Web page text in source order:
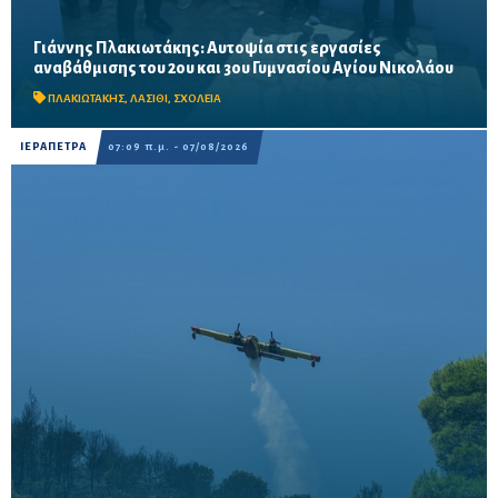
Γιάννης Πλακιωτάκης: Αυτοψία στις εργασίες
αναβάθμισης του 2ου και 3ου Γυμνασίου Αγίου Νικολάου
ΠΛΑΚΙΩΤΑΚΗΣ, ΛΑΣΙΘΙ, ΣΧΟΛΕΙΑ
Οι παρεμβάσεις του προγράμματος «Μαριέττα Γιαννάκου»
αναμένεται να ολοκληρωθούν πριν από τη νέα σχολική χρονιά –
Προβλέπονται ανακαινίσεις αιθουσών, αύλειων και...
ΙΕΡΑΠΕΤΡΑ 07:09 π.μ. - 07/08/2026